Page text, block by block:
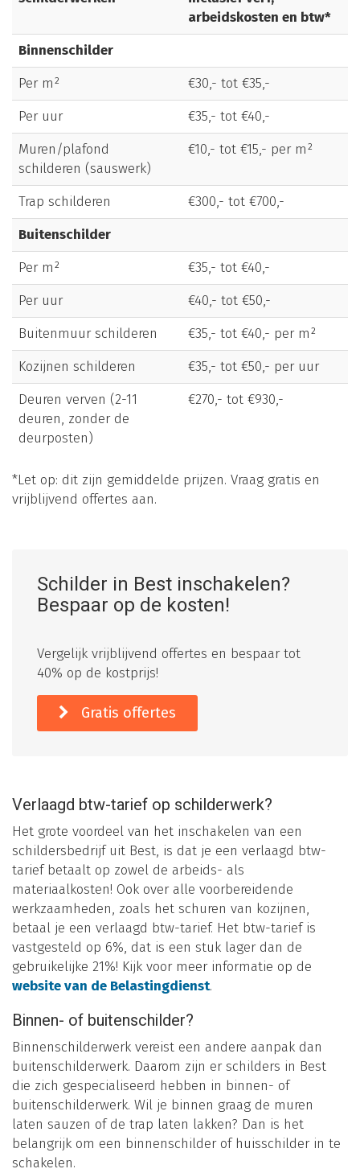
arbeidskosten en btw*
Binnenschilder
Per m²
€30,- tot €35,-
Per uur
€35,- tot €40,-
Muren/plafond
schilderen (sauswerk)
€10,- tot €15,- per m²
Trap schilderen
€300,- tot €700,-
Buitenschilder
Per m²
€35,- tot €40,-
Per uur
€40,- tot €50,-
Buitenmuur schilderen
€35,- tot €40,- per m²
Kozijnen schilderen
€35,- tot €50,- per uur
Deuren verven (2-11
deuren, zonder de
deurposten)
€270,- tot €930,-
*Let op: dit zijn gemiddelde prijzen. Vraag gratis en
vrijblijvend offertes aan.
Schilder in Best inschakelen?
Bespaar op de kosten!
Vergelijk vrijblijvend offertes en bespaar tot
40% op de kostprijs!
Gratis offertes
Verlaagd btw-tarief op schilderwerk?
Het grote voordeel van het inschakelen van een
schildersbedrijf uit Best, is dat je een verlaagd btw-
tarief betaalt op zowel de arbeids- als
materiaalkosten! Ook over alle voorbereidende
werkzaamheden, zoals het schuren van kozijnen,
betaal je een verlaagd btw-tarief. Het btw-tarief is
vastgesteld op 6%, dat is een stuk lager dan de
gebruikelijke 21%! Kijk voor meer informatie op de
website van de Belastingdienst.
Binnen- of buitenschilder?
Binnenschilderwerk vereist een andere aanpak dan
buitenschilderwerk. Daarom zijn er schilders in Best
die zich gespecialiseerd hebben in binnen- of
buitenschilderwerk. Wil je binnen graag de muren
laten sauzen of de trap laten lakken? Dan is het
belangrijk om een binnenschilder of huisschilder in te
schakelen.